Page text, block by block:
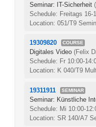
Seminar: IT-Sicherheit
Schedule: Freitags 16-
Location: 051/T9
19309820 COURSE
Digitales Video (Felix
Schedule: Fr 10:00-
Location: K 040/T9
19311911 SEMINAR
Seminar: Künstliche
Schedule: Mi 10:00-
Location: SR 140/A7